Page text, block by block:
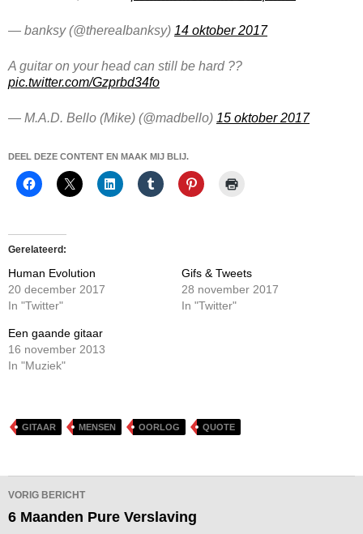
— banksy (@thereaIbanksy) 14 oktober 2017
A guitar on your head can still be hard ??
pic.twitter.com/Gzprbd34fo
— M.A.D. Bello (Mike) (@madbello) 15 oktober 2017
DEEL DEZE CONTENT EN MAAK MIJ BLIJ.
Gerelateerd
Human Evolution
20 december 2017
In "Twitter"
Gifs & Tweets
28 november 2017
In "Twitter"
Een gaande gitaar
16 november 2013
In "Muziek"
GITAAR MENSEN OORLOG QUOTE
Bericht
navigatie
VORIG BERICHT
6 Maanden Pure Verslaving